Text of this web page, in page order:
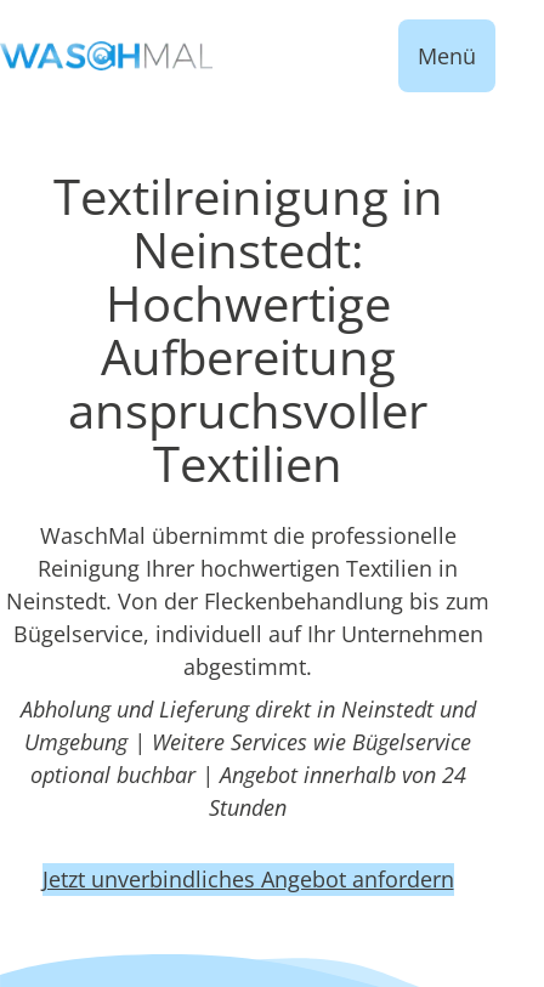
Menü
Textilreinigung in
Neinstedt:
Hochwertige
Aufbereitung
anspruchsvoller
Textilien
WaschMal übernimmt die professionelle
Reinigung Ihrer hochwertigen Textilien in
Neinstedt. Von der Fleckenbehandlung bis zum
Bügelservice, individuell auf Ihr Unternehmen
abgestimmt.
Abholung und Lieferung direkt in Neinstedt und
Umgebung | Weitere Services wie Bügelservice
optional buchbar | Angebot innerhalb von 24
Stunden
Jetzt unverbindliches Angebot anfordern